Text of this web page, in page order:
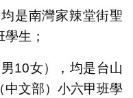
是南灣家辣堂街聖
生；
10女），均是台山
中文部）小六甲班學